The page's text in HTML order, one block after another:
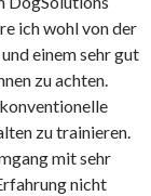
ich wohl von der
einem sehr gut
zu achten.
zu trainieren.
mit sehr
nicht